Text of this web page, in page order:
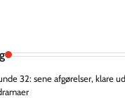
32: sene afgørelser, klare